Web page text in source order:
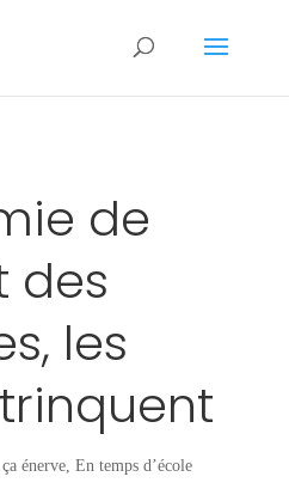
de
des
les
ça énerve, En temps d’école